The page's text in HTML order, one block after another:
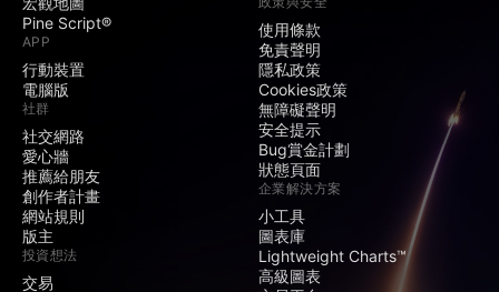
Pine Script®
APP
行動裝置
電腦版
社群
社交網路
愛心牆
推薦給朋友
創作者計畫
網站規則
版主
投資想法
交易
使用條款
免責聲明
隱私政策
Cookies政策
無障礙聲明
安全提示
Bug賞金計劃
狀態頁面
企業解決方案
小工具
圖表庫
Lightweight Charts™
高級圖表